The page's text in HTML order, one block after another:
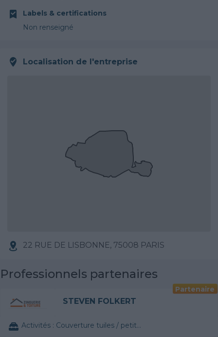
Labels & certifications
Non renseigné
Localisation de l'entreprise
22 RUE DE LISBONNE, 75008 PARIS
Professionnels partenaires
Partenaire
STEVEN FOLKERT
Activités : Couverture tuiles / petits éléments